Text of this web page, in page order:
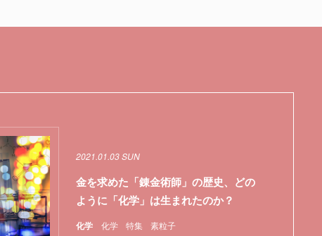
化学 化学 特集 素粒子
2021.01.03 SUN
金を求めた「錬金術師」の歴史、どの
ように「化学」は生まれたのか？